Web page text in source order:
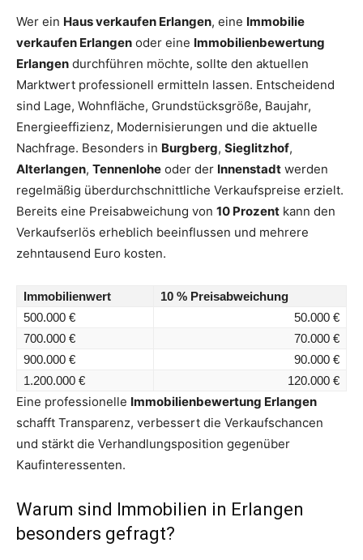
Wer ein Haus verkaufen Erlangen, eine Immobilie
verkaufen Erlangen oder eine Immobilienbewertung
Erlangen durchführen möchte, sollte den aktuellen
Marktwert professionell ermitteln lassen. Entscheidend
sind Lage, Wohnfläche, Grundstücksgröße, Baujahr,
Energieeffizienz, Modernisierungen und die aktuelle
Nachfrage. Besonders in Burgberg, Sieglitzhof,
Alterlangen, Tennenlohe oder der Innenstadt werden
regelmäßig überdurchschnittliche Verkaufspreise erzielt.
Bereits eine Preisabweichung von 10 Prozent kann den
Verkaufserlös erheblich beeinflussen und mehrere
zehntausend Euro kosten.
Immobilienwert
10 % Preisabweichung
500.000 €
50.000 €
700.000 €
70.000 €
900.000 €
90.000 €
1.200.000 €
120.000 €
Eine professionelle Immobilienbewertung Erlangen
schafft Transparenz, verbessert die Verkaufschancen
und stärkt die Verhandlungsposition gegenüber
Kaufinteressenten.
Warum sind Immobilien in Erlangen
besonders gefragt?